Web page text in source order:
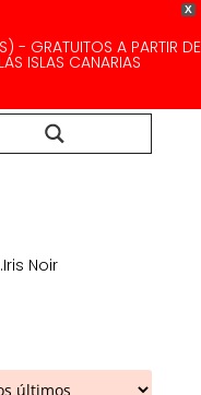
X
- GRATUITOS A PARTIR DE
ISLAS CANARIAS
Noir